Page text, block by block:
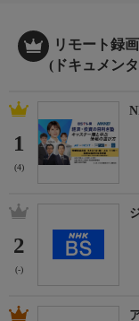
リモート録
(ドキュメン
1
(4)
2
(-)